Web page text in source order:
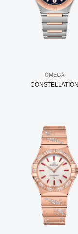
OMEGA
CONSTELLATION